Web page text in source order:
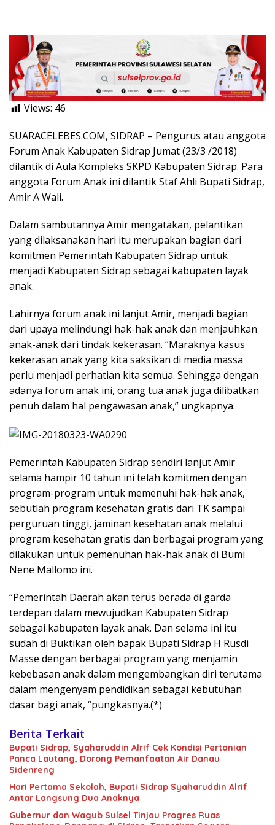
Views: 46
SUARACELEBES.COM, SIDRAP – Pengurus atau anggota
Forum Anak Kabupaten Sidrap Jumat (23/3 /2018)
dilantik di Aula Kompleks SKPD Kabupaten Sidrap. Para
anggota Forum Anak ini dilantik Staf Ahli Bupati Sidrap,
Amir A Wali.
Dalam sambutannya Amir mengatakan, pelantikan
yang dilaksanakan hari itu merupakan bagian dari
komitmen Pemerintah Kabupaten Sidrap untuk
menjadi Kabupaten Sidrap sebagai kabupaten layak
anak.
Lahirnya forum anak ini lanjut Amir, menjadi bagian
dari upaya melindungi hak-hak anak dan menjauhkan
anak-anak dari tindak kekerasan. “Maraknya kasus
kekerasan anak yang kita saksikan di media massa
perlu menjadi perhatian kita semua. Sehingga dengan
adanya forum anak ini, orang tua anak juga dilibatkan
penuh dalam hal pengawasan anak,” ungkapnya.
Pemerintah Kabupaten Sidrap sendiri lanjut Amir
selama hampir 10 tahun ini telah komitmen dengan
program-program untuk memenuhi hak-hak anak,
sebutlah program kesehatan gratis dari TK sampai
perguruan tinggi, jaminan kesehatan anak melalui
program kesehatan gratis dan berbagai program yang
dilakukan untuk pemenuhan hak-hak anak di Bumi
Nene Mallomo ini.
“Pemerintah Daerah akan terus berada di garda
terdepan dalam mewujudkan Kabupaten Sidrap
sebagai kabupaten layak anak. Dan selama ini itu
sudah di Buktikan oleh bapak Bupati Sidrap H Rusdi
Masse dengan berbagai program yang menjamin
kebebasan anak dalam mengembangkan diri terutama
dalam mengenyam pendidikan sebagai kebutuhan
dasar bagi anak, “pungkasnya.(*)
Berita Terkait
Bupati Sidrap, Syaharuddin Alrif Cek Kondisi Pertanian
Panca Lautang, Dorong Pemanfaatan Air Danau
Sidenreng
Hari Pertama Sekolah, Bupati Sidrap Syaharuddin Alrif
Antar Langsung Dua Anaknya
Gubernur dan Wagub Sulsel Tinjau Progres Ruas